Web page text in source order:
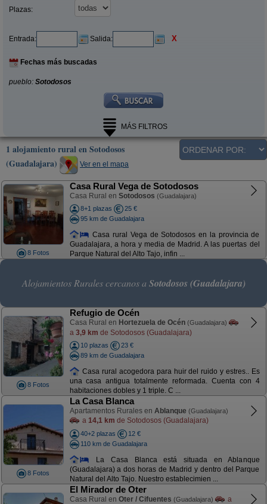
Plazas:
Entrada: Salida: X
Fechas más buscadas
pueblo: Sotodosos
MÁS FILTROS
1 alojamiento rural en Sotodosos
(Guadalajara)
Ver en el mapa
8 Fotos
Casa Rural Vega de Sotodosos
Casa Rural en Sotodosos (Guadalajara)
8+1 plazas
25 €
95 km de Guadalajara
Casa rural Vega de Sotodosos en la provincia de
Guadalajara, a hora y media de Madrid. A las puertas del
Parque Natural del Alto Tajo, infin ...
Alojamientos Rurales cercanos a Sotodosos (Guadalajara)
8 Fotos
Refugio de Océn
Casa Rural en Hortezuela de Océn (Guadalajara)
a 3,9 km de Sotodosos (Guadalajara)
10 plazas
23 €
89 km de Guadalajara
Casa rural acogedora para huir del ruido y estres.. Es
una casa antigua totalmente reformada. Cuenta con 4
habitaciones dobles y 1 triple. C ...
8 Fotos
La Casa Blanca
Apartamentos Rurales en Ablanque (Guadalajara)
a 14,1 km de Sotodosos (Guadalajara)
40+2 plazas
12 €
110 km de Guadalajara
La Casa Blanca está situada en Ablanque
(Guadalajara) a dos horas de Madrid y dentro del Parque
Natural del Alto Tajo. Nuestro establecimien ...
El Mirador de Oter
Casa Rural en Oter / Cifuentes (Guadalajara)
a